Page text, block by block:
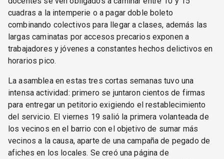
cuadras a la intemperie o a pagar doble boleto
combinando colectivos para llegar a clases, además las
largas caminatas por accesos precarios exponen a
trabajadores y jóvenes a constantes hechos delictivos en
horarios pico.
La asamblea en estas tres cortas semanas tuvo una
intensa actividad: primero se juntaron cientos de firmas
para entregar un petitorio exigiendo el restablecimiento
del servicio. El viernes 19 salió la primera volanteada de
los vecinos en el barrio con el objetivo de sumar más
vecinos a la causa, aparte de una campaña de pegado de
afiches en los locales. Se creó una página de